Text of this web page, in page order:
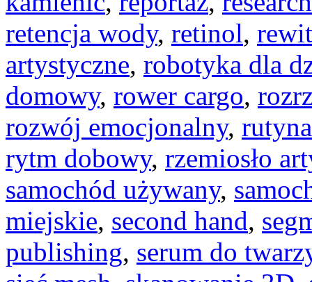
retencja wody, retinol,
artystyczne, robotyka dla
domowy, rower cargo,
rozwój emocjonalny,
rytm dobowy, rzemiosło
samochód używany,
miejskie, second hand,
publishing, serum do